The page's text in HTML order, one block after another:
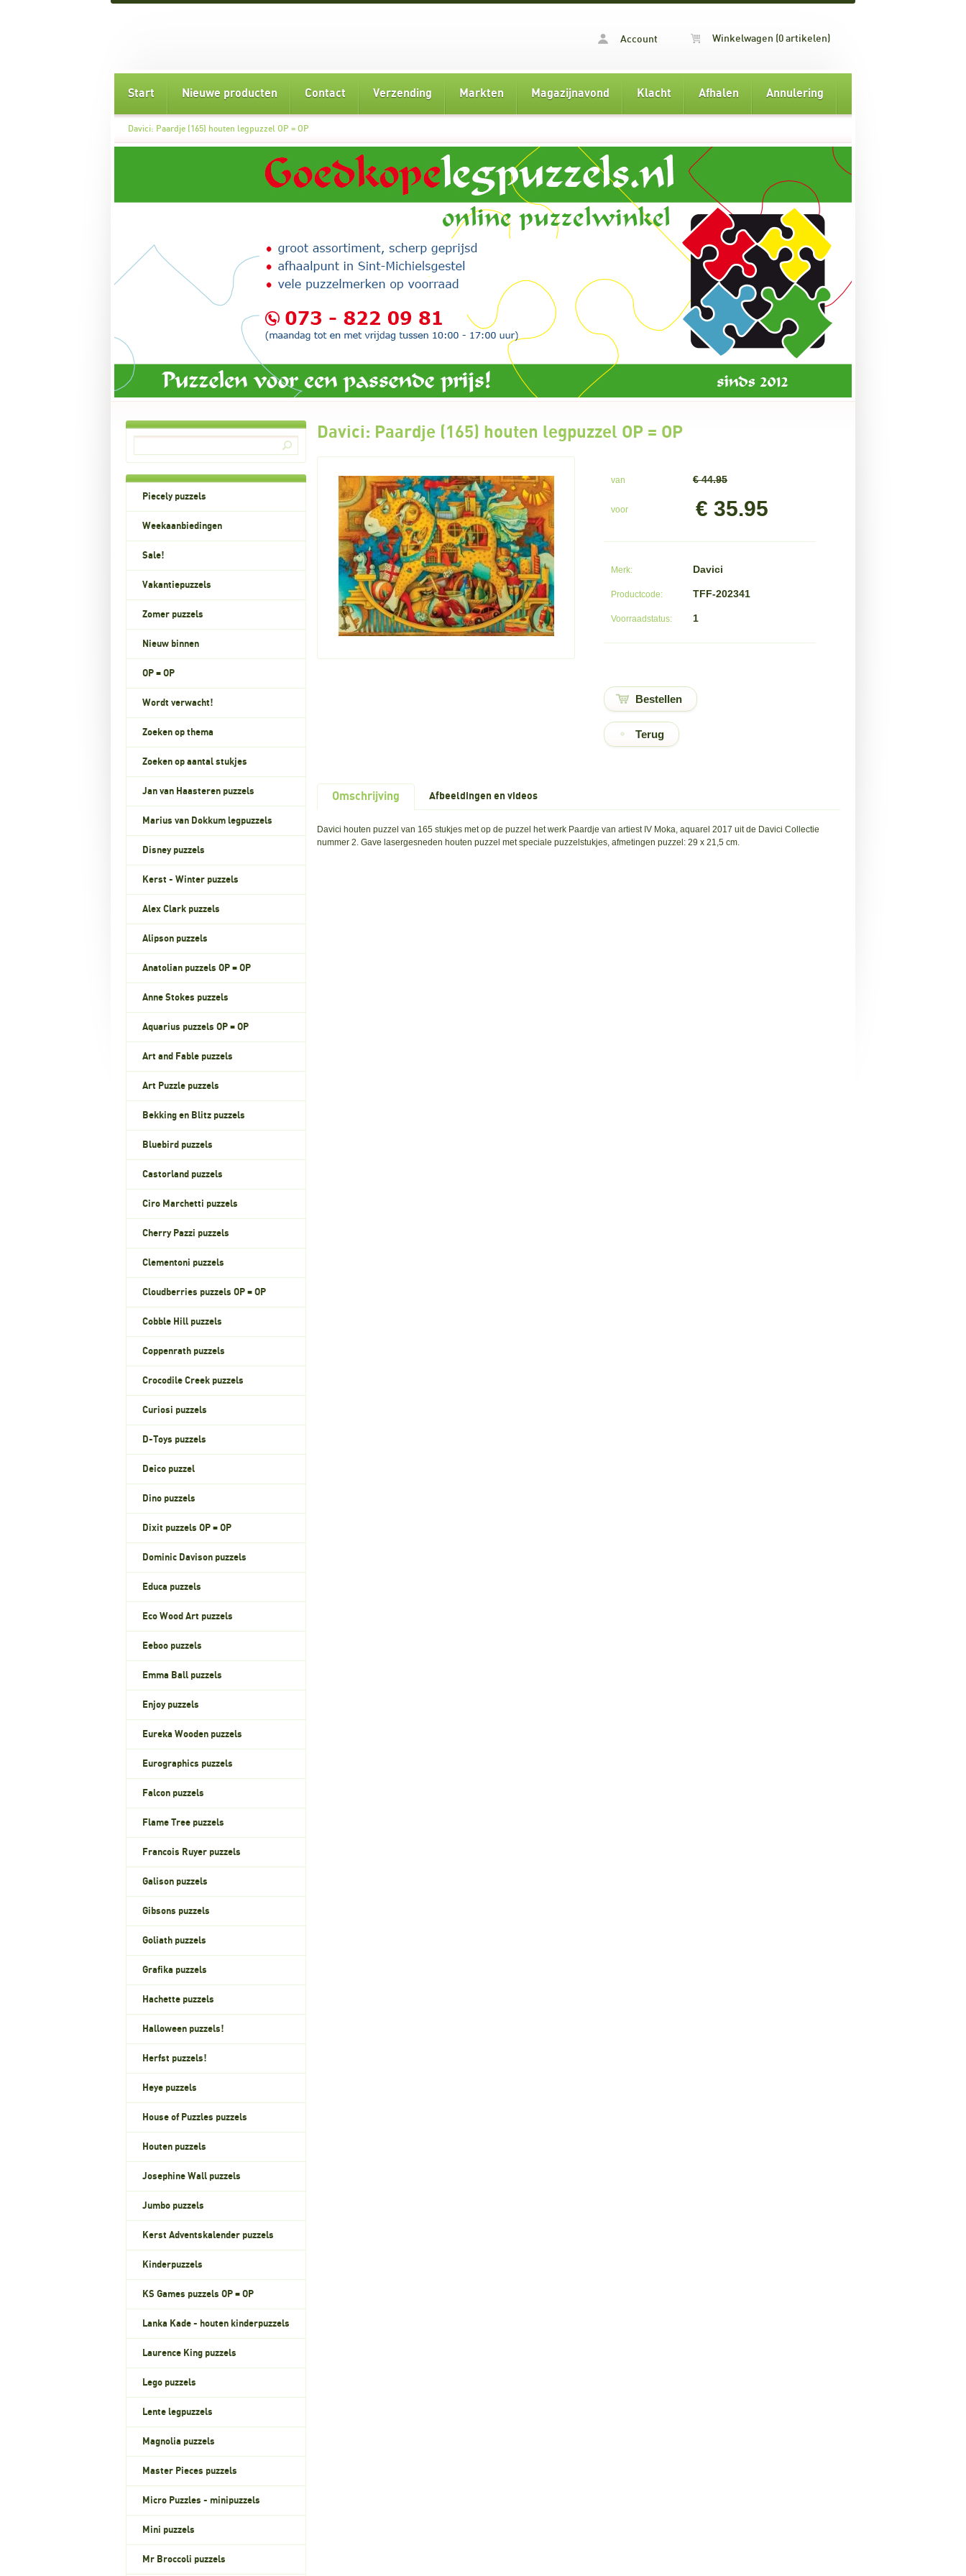
Account Winkelwagen (0 artikelen)
Start Nieuwe producten Contact Verzending Markten Magazijnavond Klacht Afhalen Annulering
Davici: Paardje (165) houten legpuzzel OP = OP
Piecely puzzels
Weekaanbiedingen
Sale!
Vakantiepuzzels
Zomer puzzels
Nieuw binnen
OP = OP
Wordt verwacht!
Zoeken op thema
Zoeken op aantal stukjes
Jan van Haasteren puzzels
Marius van Dokkum legpuzzels
Disney puzzels
Kerst - Winter puzzels
Alex Clark puzzels
Alipson puzzels
Anatolian puzzels OP = OP
Anne Stokes puzzels
Aquarius puzzels OP = OP
Art and Fable puzzels
Art Puzzle puzzels
Bekking en Blitz puzzels
Bluebird puzzels
Castorland puzzels
Ciro Marchetti puzzels
Cherry Pazzi puzzels
Clementoni puzzels
Cloudberries puzzels OP = OP
Cobble Hill puzzels
Coppenrath puzzels
Crocodile Creek puzzels
Curiosi puzzels
D-Toys puzzels
Deico puzzel
Dino puzzels
Dixit puzzels OP = OP
Dominic Davison puzzels
Educa puzzels
Eco Wood Art puzzels
Eeboo puzzels
Emma Ball puzzels
Enjoy puzzels
Eureka Wooden puzzels
Eurographics puzzels
Falcon puzzels
Flame Tree puzzels
Francois Ruyer puzzels
Galison puzzels
Gibsons puzzels
Goliath puzzels
Grafika puzzels
Hachette puzzels
Halloween puzzels!
Herfst puzzels!
Heye puzzels
House of Puzzles puzzels
Houten puzzels
Josephine Wall puzzels
Jumbo puzzels
Kerst Adventskalender puzzels
Kinderpuzzels
KS Games puzzels OP = OP
Lanka Kade - houten kinderpuzzels
Laurence King puzzels
Lego puzzels
Lente legpuzzels
Magnolia puzzels
Master Pieces puzzels
Micro Puzzles - minipuzzels
Mini puzzels
Mr Broccoli puzzels
Davici: Paardje (165) houten legpuzzel OP = OP
van € 44.95
voor € 35.95
Merk: Davici
Productcode: TFF-202341
Voorraadstatus: 1
Terug
Omschrijving Afbeeldingen en videos
Davici houten puzzel van 165 stukjes met op de puzzel het werk Paardje van artiest IV Moka, aquarel 2017 uit de Davici Collectie
nummer 2. Gave lasergesneden houten puzzel met speciale puzzelstukjes, afmetingen puzzel: 29 x 21,5 cm.